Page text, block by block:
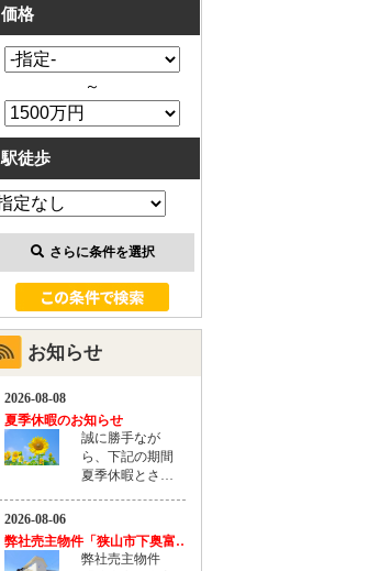
価格
～
駅徒歩
さらに条件を選択
お知らせ